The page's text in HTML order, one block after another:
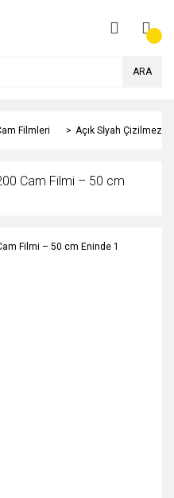
ARA
Filmleri Açık Sİyah Çizilmez
Cam Filmi – 50 cm